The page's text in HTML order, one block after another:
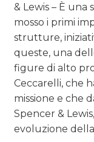
& Lewis – È una
mosso i primi
strutture,
queste, una
figure di alto
Ceccarelli, che
missione e che
Spencer &
evoluzione